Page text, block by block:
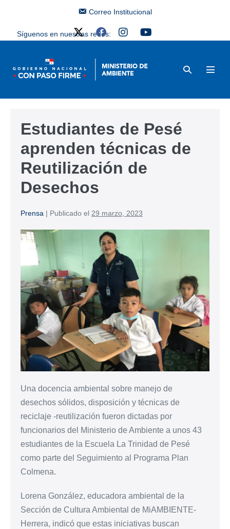
Correo Institucional
Síguenos en nuestras redes:
Estudiantes de Pesé
aprenden técnicas de
Reutilización de
Desechos
Prensa | Publicado el 29 marzo, 2023
Una docencia ambiental sobre manejo de
desechos sólidos, disposición y técnicas de
reciclaje -reutilización fueron dictadas por
funcionarios del Ministerio de Ambiente a unos 43
estudiantes de la Escuela La Trinidad de Pesé
como parte del Seguimiento al Programa Plan
Colmena.
Lorena González, educadora ambiental de la
Sección de Cultura Ambiental de MiAMBIENTE-
Herrera, indicó que estas iniciativas buscan